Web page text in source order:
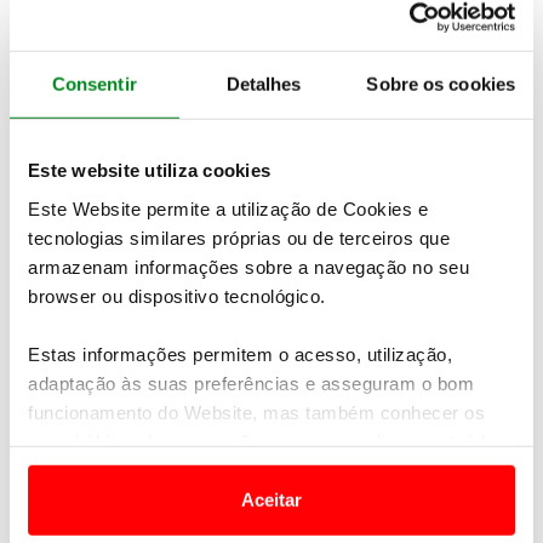
Consentir Detalhes Sobre os cookies
Este website utiliza cookies
Este Website permite a utilização de Cookies e
tecnologias similares próprias ou de terceiros que
armazenam informações sobre a navegação no seu
browser ou dispositivo tecnológico.
Estas informações permitem o acesso, utilização,
adaptação às suas preferências e asseguram o bom
funcionamento do Website, mas também conhecer os
e anúncios de modo a promover produtos e/ou serviços.
Em alguns casos, a utilização destas tecnologias
Aceitar
213 180 128 (dias úteis, entre as 9h e as
17h).
Relacionadas
20 MAIO 2026